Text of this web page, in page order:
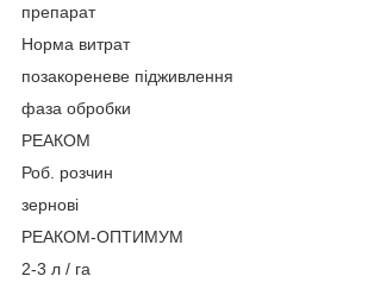
препарат
Норма витрат
позакореневе підживлення
фаза обробки
РЕАКОМ
Роб. розчин
зернові
РЕАКОМ-ОПТИМУМ
2-3 л / га